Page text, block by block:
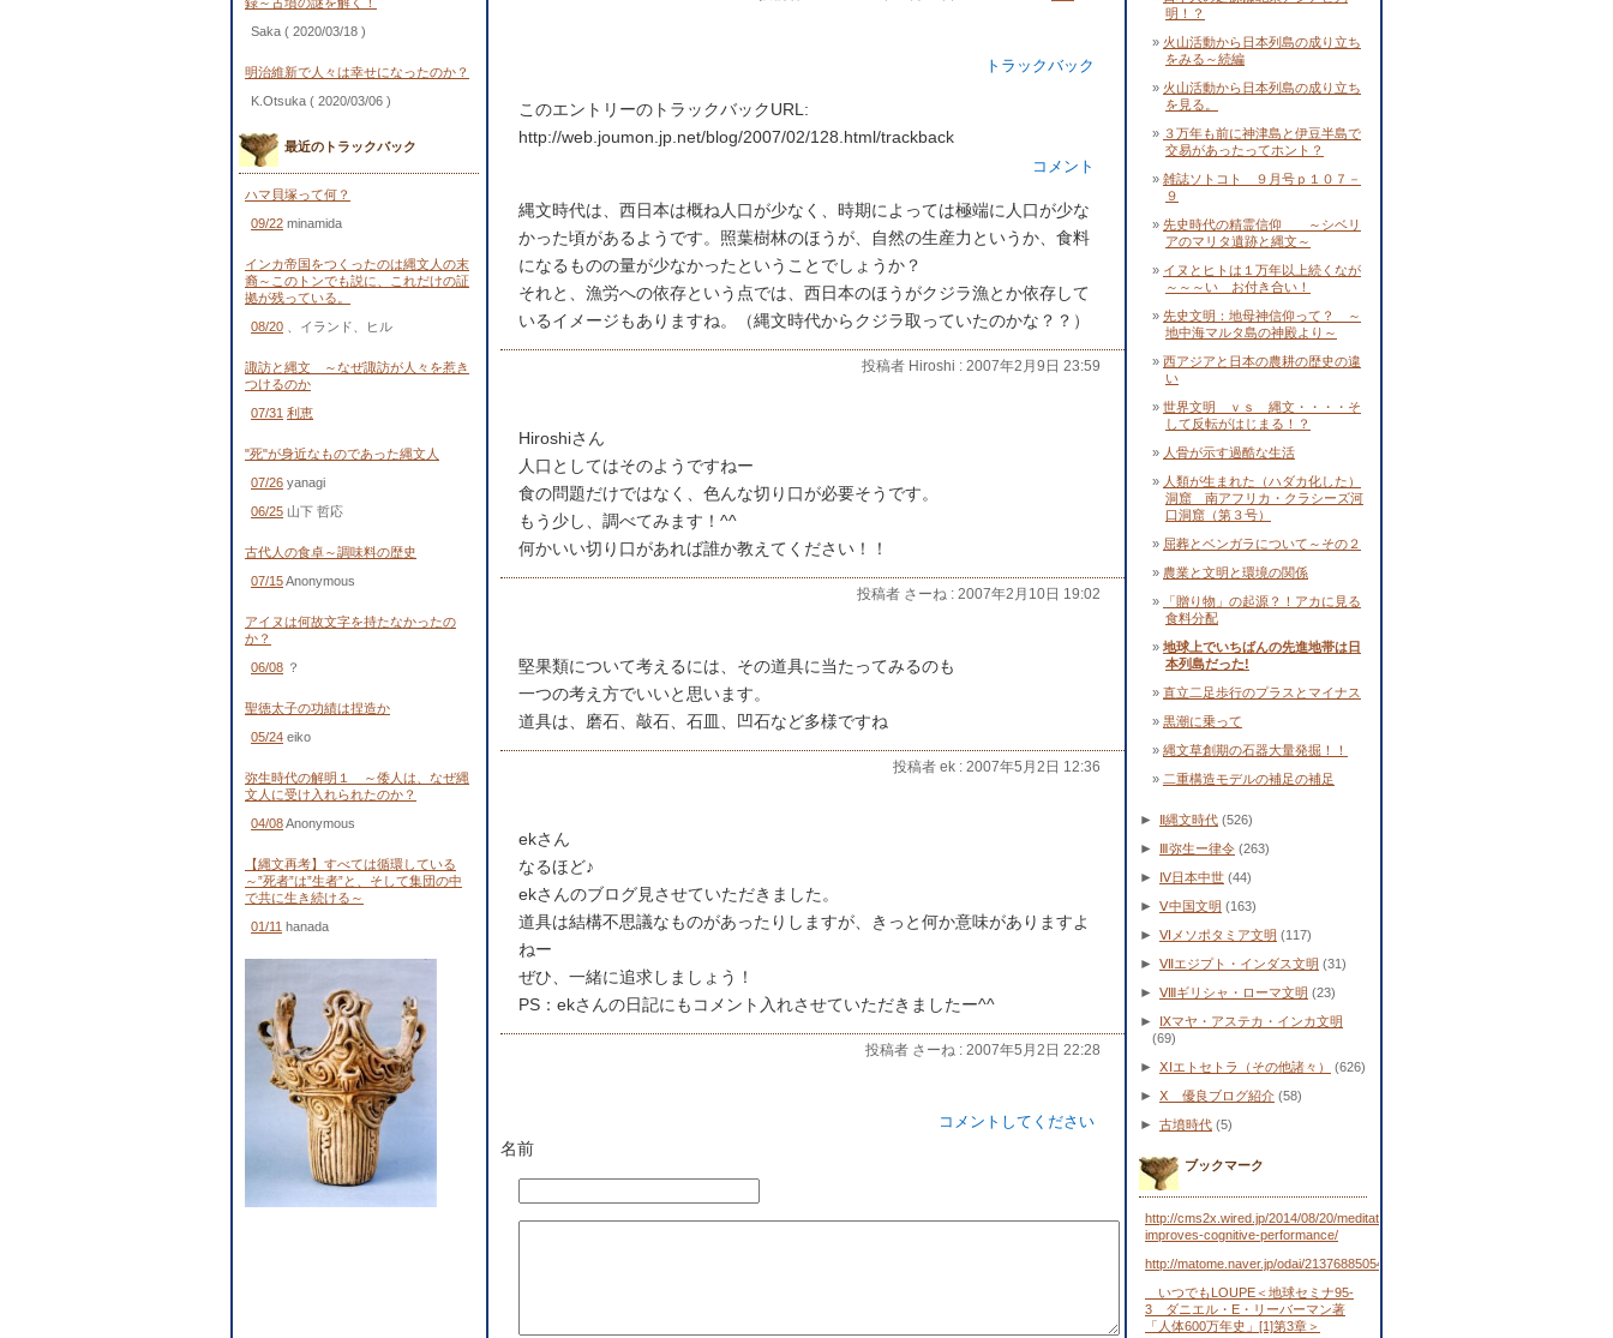
Saka ( 2020/03/18 )
明治維新で人々は幸せになったのか？
K.Otsuka ( 2020/03/06 )
最近のトラックバック
ハマ貝塚って何？
09/22 minamida
インカ帝国をつくったのは縄文人の末
裔～このトンでも説に、これだけの証
拠が残っている。
08/20
、イランド、ヒル
諏訪と縄文 ～なぜ諏訪が人々を惹き
つけるのか
07/31 利恵
"死"が身近なものであった縄文人
07/26 yanagi
06/25 山下 哲応
古代人の食卓～調味料の歴史
07/15Anonymous
アイヌは何故文字を持たなかったの
か？
06/08 ？
聖徳太子の功績は捏造か
05/24 eiko
弥生時代の解明１ ～倭人は、なぜ縄
文人に受け入れられたのか？
04/08Anonymous
【縄文再考】すべては循環している
～”死者”は”生者”と、そして集団の中
で共に生き続ける～
01/11 hanada
トラックバック
このエントリーのトラックバックURL:
http://web.joumon.jp.net/blog/2007/02/128.html/trackback
コメント
縄文時代は、西日本は概ね人口が少なく、時期によっては極端に人口が少な
かった頃があるようです。照葉樹林のほうが、自然の生産力というか、食料
になるものの量が少なかったということでしょうか？
それと、漁労への依存という点では、西日本のほうがクジラ漁とか依存して
いるイメージもありますね。（縄文時代からクジラ取っていたのかな？？）
投稿者 Hiroshi : 2007年2月9日 23:59
Hiroshiさん
人口としてはそのようですねー
食の問題だけではなく、色んな切り口が必要そうです。
もう少し、調べてみます！^^
何かいい切り口があれば誰か教えてください！！
投稿者 さーね : 2007年2月10日 19:02
堅果類について考えるには、その道具に当たってみるのも
一つの考え方でいいと思います。
道具は、磨石、敲石、石皿、凹石など多様ですね
投稿者 ek : 2007年5月2日 12:36
ekさん
なるほど♪
ekさんのブログ見させていただきました。
道具は結構不思議なものがあったりしますが、きっと何か意味がありますよ
ねー
ぜひ、一緒に追求しましょう！
PS：ekさんの日記にもコメント入れさせていただきましたー^^
投稿者 さーね : 2007年5月2日 22:28
コメントしてください
名前
明！？
火山活動から日本列島の成り立ち
をみる～続編
火山活動から日本列島の成り立ち
を見る。
３万年も前に神津島と伊豆半島で
交易があったってホント？
雑誌ソトコト ９月号ｐ１０７－
９
先史時代の精霊信仰 ～シベリ
アのマリタ遺跡と縄文～
イヌとヒトは１万年以上続くなが
～～～い お付き合い！
先史文明：地母神信仰って？ ～
地中海マルタ島の神殿より～
西アジアと日本の農耕の歴史の違
い
世界文明 ｖｓ 縄文・・・・そ
して反転がはじまる！？
人骨が示す過酷な生活
人類が生まれた（ハダカ化した）
洞窟 南アフリカ・クラシーズ河
口洞窟（第３号）
屈葬とベンガラについて～その２
農業と文明と環境の関係
「贈り物」の起源？！アカに見る
食料分配
地球上でいちばんの先進地帯は日
本列島だった!
直立二足歩行のプラスとマイナス
黒潮に乗って
縄文草創期の石器大量発掘！！
二重構造モデルの補足の補足
► Ⅱ縄文時代 (526)
► Ⅲ弥生ー律令 (263)
► Ⅳ日本中世 (44)
► Ⅴ中国文明 (163)
► Ⅵメソポタミア文明 (117)
► Ⅶエジプト・インダス文明 (31)
► Ⅷギリシャ・ローマ文明 (23)
►
Ⅸマヤ・アステカ・インカ文明
(69)
► ⅩⅠエトセトラ（その他諸々） (626)
► Ⅹ 優良ブログ紹介 (58)
► 古墳時代 (5)
ブックマーク
http://cms2x.wired.jp/2014/08/20/meditation-
improves-cognitive-performance/
http://matome.naver.jp/odai/2137688505443481701
いつでもLOUPE＜地球セミナ95-
3 ダニエル・E・リーバーマン著
「人体600万年史」[1]第3章＞